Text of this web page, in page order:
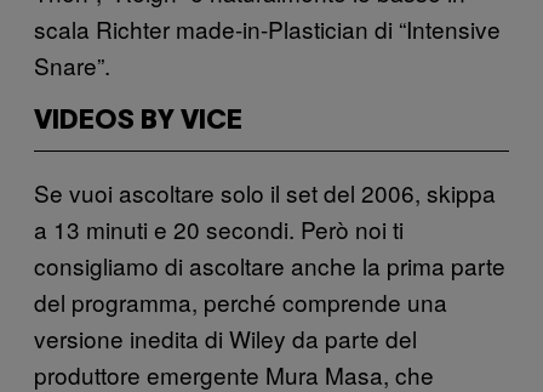
scala Richter made-in-Plastician di “Intensive
Snare”.
VIDEOS BY VICE
Se vuoi ascoltare solo il set del 2006, skippa
a 13 minuti e 20 secondi. Però noi ti
consigliamo di ascoltare anche la prima parte
del programma, perché comprende una
versione inedita di Wiley da parte del
produttore emergente Mura Masa, che